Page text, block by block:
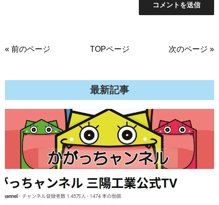
« 前のページ TOPページ 次のページ »
最新記事